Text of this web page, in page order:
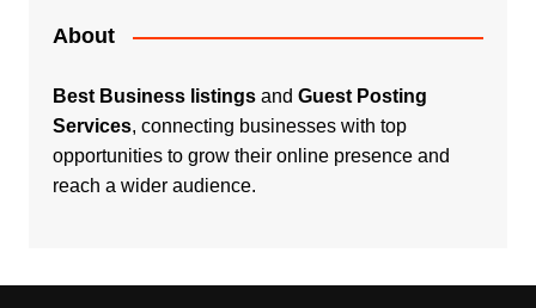
About
Best Business listingsand Guest Posting
Services, connecting businesses with top
opportunities to grow their online presence and
reach a wider audience.